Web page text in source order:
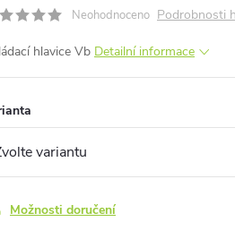
Neohodnoceno Podrobnosti
hlavice Vb Detailní informace
Možnosti doručení